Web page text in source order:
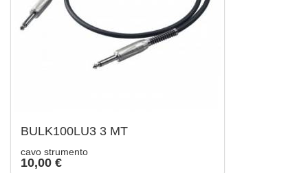
BULK100LU3 3 MT
cavo strumento
10,00 €